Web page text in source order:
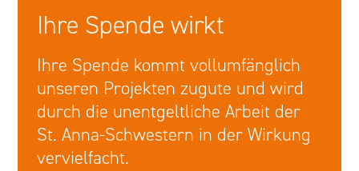
Ihre Spende wirkt
Ihre Spende kommt vollumfänglich
unseren Projekten zugute und wird
durch die unentgeltliche Arbeit der
St. Anna-Schwestern in der Wirkung
vervielfacht.